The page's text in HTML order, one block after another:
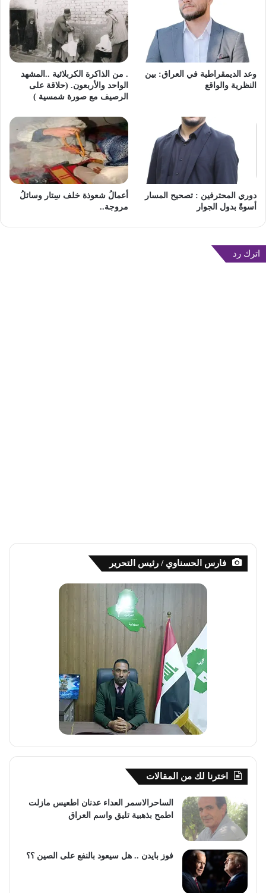
وعد الديمقراطية في العراق: بين
النظرية والواقع
. من الذاكرة الكربلائية ..المشهد
الواحد والأربعون. (حلاقة على
الرصيف مع صورة شمسية )
دوري المحترفين : تصحيح المسار
أسوةً بدول الجوار
أعمالُ شعوذة خلف سِتار وسائلُ
مروجة..
اترك رد
فارس الحسناوي / رئيس التحرير
اخترنا لك من المقالات
الساحرالاسمر العداء عدنان اطعيس مازلت
اطمح بذهبية تليق واسم العراق
فوز بايدن .. هل سيعود بالنفع على الصين ؟؟